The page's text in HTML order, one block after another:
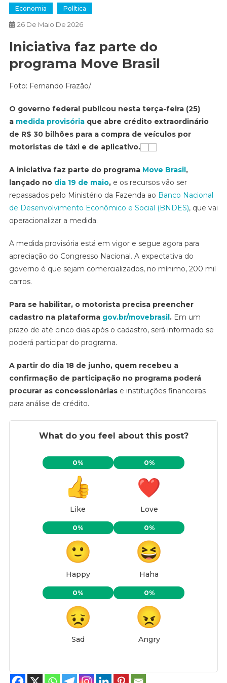
Economia Política
26 De Maio De 2026
Iniciativa faz parte do
programa Move Brasil
Foto: Fernando Frazão/
O governo federal publicou nesta terça-feira (25)
a medida provisóriaque abre crédito extraordinário
de R$ 30 bilhões para a compra de veículos por
motoristas de táxi e de aplicativo.
A iniciativa faz parte do programa Move Brasil,
lançado no dia 19 de maio, e os recursos vão ser
repassados pelo Ministério da Fazenda ao Banco Nacional
de Desenvolvimento Econômico e Social (BNDES), que vai
operacionalizar a medida.
A medida provisória está em vigor e segue agora para
apreciação do Congresso Nacional. A expectativa do
governo é que sejam comercializados, no mínimo, 200 mil
carros.
Para se habilitar, o motorista precisa preencher
cadastro na plataforma gov.br/movebrasil.Em um
prazo de até cinco dias após o cadastro, será informado se
poderá participar do programa.
A partir do dia 18 de junho, quem recebeu a
confirmação de participação no programa poderá
procurar as concessionáriase instituições financeiras
para análise de crédito.
What do you feel about this post?
0%
Like
0%
Love
0%
Happy
0%
Haha
0%
Sad
0%
Angry